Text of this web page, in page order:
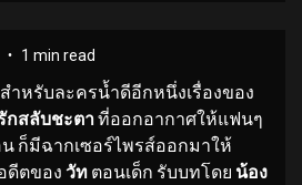
1 min read
หรับละครน้ำดีอีกหนึ่งเรื่องของ
กสลับชะตาที่ออกอากาศให้แฟนๆ
ก็มีฉากเซอร์ไพรส์ออกมาให้
ดีตของ วัท ตอนเด็ก รับบทโดย น้อง